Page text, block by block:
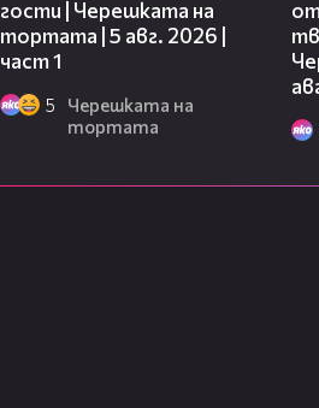
гости | Черешката на
тортата | 5 авг. 2026 |
част 1
5
Черешката на
тортата